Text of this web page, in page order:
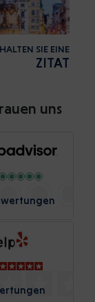
SIE EINE
ZITAT
uns